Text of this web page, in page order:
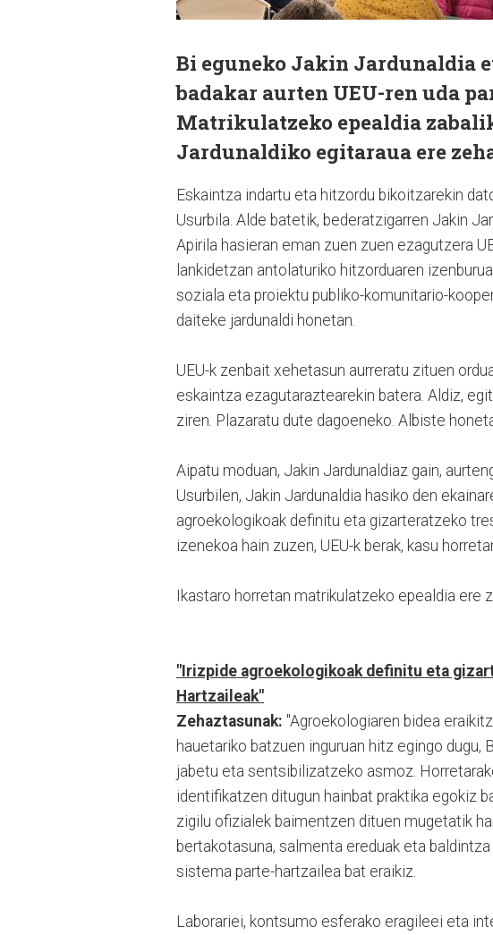
Bi eguneko Jakin Jardunaldia
badakar aurten UEU-ren uda
Matrikulatzeko epealdia
Jardunaldiko egitaraua ere
Eskaintza indartu eta hitzordu bikoitzarekin
Usurbila. Alde batetik, bederatzigarren Jakin
Apirila hasieran eman zuen zuen ezagutzera
lankidetzan antolaturiko hitzorduaren
soziala eta proiektu publiko-komunitario-
daiteke jardunaldi honetan.
UEU-k zenbait xehetasun aurreratu zituen
eskaintza ezagutaraztearekin batera. Aldiz,
ziren. Plazaratu dute dagoeneko. Albiste
Aipatu moduan, Jakin Jardunaldiaz gain,
Usurbilen, Jakin Jardunaldia hasiko den
agroekologikoak definitu eta gizarteratzeko
izenekoa hain zuzen, UEU-k berak, kasu
Ikastaro horretan matrikulatzeko epealdia ere
"Irizpide agroekologikoak definitu eta
Hartzaileak"
Zehaztasunak: "Agroekologiaren bidea
hauetariko batzuen inguruan hitz egingo
jabetu eta sentsibilizatzeko asmoz.
identifikatzen ditugun hainbat praktika egokiz
zigilu ofizialek baimentzen dituen mugetatik
bertakotasuna, salmenta ereduak eta
sistema parte-hartzailea bat eraikiz.
Laborariei, kontsumo esferako eragileei eta